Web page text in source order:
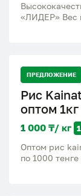
«ЛИДЕР» Вес
ПРЕДЛОЖЕНИЕ
Рис
оптом
1 000 ₸/ кг
Оптом рис
по 1000